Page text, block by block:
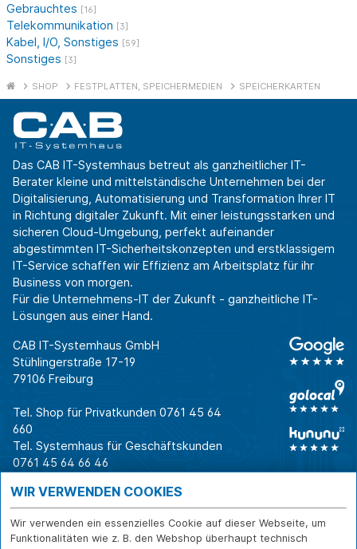
Gebrauchtes [16]
Telekommunikation [3]
Kabel, I/O, Sonstiges [59]
Sonstiges [3]
SHOP FESTPLATTEN, SPEICHERMEDIEN SPEICHERKARTEN
Das CAB IT-Systemhaus betreut als ganzheitlicher IT-
Berater kleine und mittelständische Unternehmen bei der
Digitalisierung, Automatisierung und Transformation Ihrer IT
in Richtung digitaler Zukunft. Mit einer leistungsstarken und
sicheren Cloud-Umgebung, perfekt aufeinander
abgestimmten IT-Sicherheitskonzepten und erstklassigem
IT-Service schaffen wir Effizienz am Arbeitsplatz für ihr
Business von morgen.
Für die Unternehmens-IT der Zukunft - ganzheitliche IT-
Lösungen aus einer Hand.
CAB IT-Systemhaus GmbH
Stühlingerstraße 17-19
79106 Freiburg
Tel. Shop für Privatkunden 0761 45 64
660
Tel. Systemhaus für Geschäftskunden
0761 45 64 66 46
Warum CAB
Für Business-
Entscheider
Für IT-Leiter
IT für
IT-Security
IT-Infrastruktur
IT-Beratung und
Service
Reparatur
WIR VERWENDEN COOKIES
Wir verwenden ein essenzielles Cookie auf dieser Webseite, um
Funktionalitäten wie z. B. den Webshop überhaupt technisch